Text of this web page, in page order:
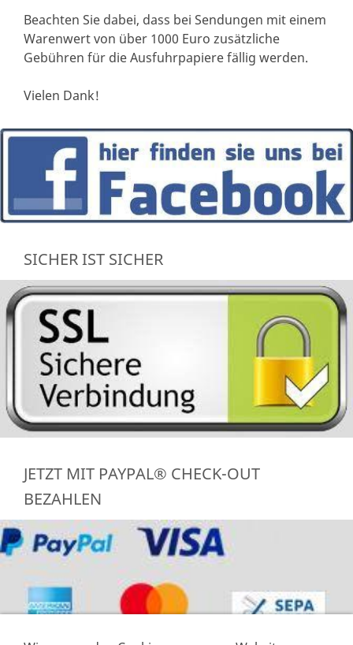
Beachten Sie dabei, dass bei Sendungen mit einem
Warenwert von über 1000 Euro zusätzliche
Gebühren für die Ausfuhrpapiere fällig werden.
Vielen Dank!
SICHER IST SICHER
JETZT MIT PAYPAL® CHECK-OUT
BEZAHLEN